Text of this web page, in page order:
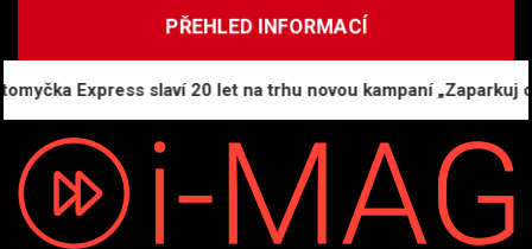
PŘEHLED INFORMACÍ
Express slaví 20 let na trhu novou kampaní „Zaparkuj chytře“